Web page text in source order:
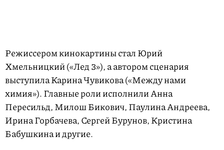
Режиссером кинокартины стал Юрий
Хмельницкий («Лед 3»), а автором сценария
выступила Карина Чувикова («Между нами
химия»). Главные роли исполнили Анна
Пересильд, Милош Бикович, Паулина Андреева,
Ирина Горбачева, Сергей Бурунов, Кристина
Бабушкина и другие.